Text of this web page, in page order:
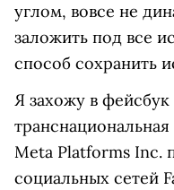
углом, вовсе не
заложить под все
способ сохранить
Я захожу в фейсбук
Meta Platforms Inc.
социальных сетей